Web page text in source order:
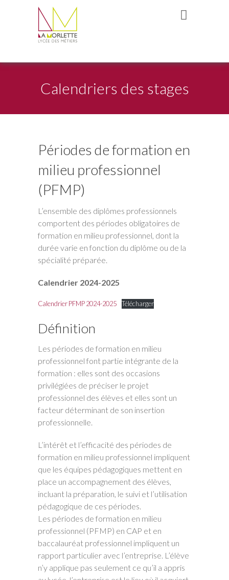
Calendriers des stages
Périodes de formation en
milieu professionnel
(PFMP)
L’ensemble des diplômes professionnels
comportent des périodes obligatoires de
formation en milieu professionnel, dont la
durée varie en fonction du diplôme ou de la
spécialité préparée.
Calendrier 2024-2025
Calendrier PFMP 2024-2025 Télécharger
Définition
Les périodes de formation en milieu
professionnel font partie intégrante de la
formation : elles sont des occasions
privilégiées de préciser le projet
professionnel des élèves et elles sont un
facteur déterminant de son insertion
professionnelle.
L’intérêt et l’efficacité des périodes de
formation en milieu professionnel impliquent
que les équipes pédagogiques mettent en
place un accompagnement des élèves,
incluant la préparation, le suivi et l’utilisation
pédagogique de ces périodes.
Les périodes de formation en milieu
professionnel (PFMP) en CAP et en
baccalauréat professionnel impliquent un
rapport particulier avec l’entreprise. L’élève
n’y applique pas seulement ce qu’il a appris